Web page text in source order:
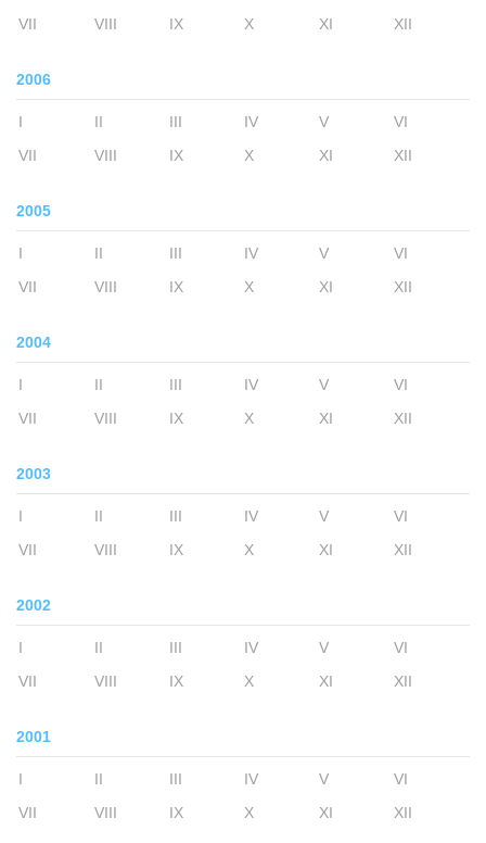
VII
VIII IX X XI XII
2006
I II III IV V
VI
VII
VIII IX X XI XII
2005
I II III IV V
VI
VII
VIII IX X XI XII
2004
I II III IV V
VI
VII
VIII IX X XI XII
2003
I II III IV V
VI
VII
VIII IX X XI XII
2002
I II III IV V
VI
VII
VIII IX X XI XII
2001
I II III IV V
VI
VII
VIII IX X XI XII